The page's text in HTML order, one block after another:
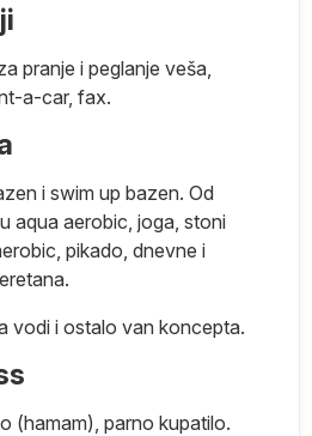
pranje i peglanje veša,
a-car, fax.
i swim up bazen. Od
aqua aerobic, joga, stoni
pikado, dnevne i
vodi i ostalo van koncepta.
(hamam), parno kupatilo.